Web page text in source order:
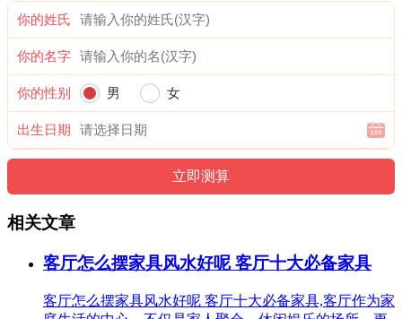
你的姓氏
你的名字
你的性别 男 女
出生日期
相关文章
客厅怎么摆家具风水好呢 客厅十大必备家具
客厅怎么摆家具风水好呢 客厅十大必备家具,客厅作为家